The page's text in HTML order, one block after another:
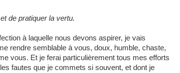
de pratiquer la vertu.
à laquelle nous devons aspirer, je vais
rendre semblable à vous, doux, humble, chaste,
vous. Et je ferai particulièrement tous mes efforts
fautes que je commets si souvent, et dont je